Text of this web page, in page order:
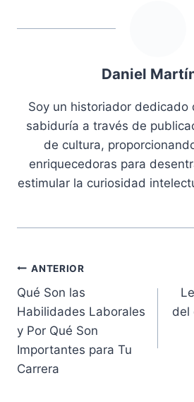
Daniel
Soy un historiador dedicado
sabiduría a través de
de cultura,
enriquecedoras para
estimular la curiosidad
Navegación
de
entradas
ANTERIOR
Qué Son las
Habilidades Laborales
y Por Qué Son
Importantes para Tu
Carrera
del